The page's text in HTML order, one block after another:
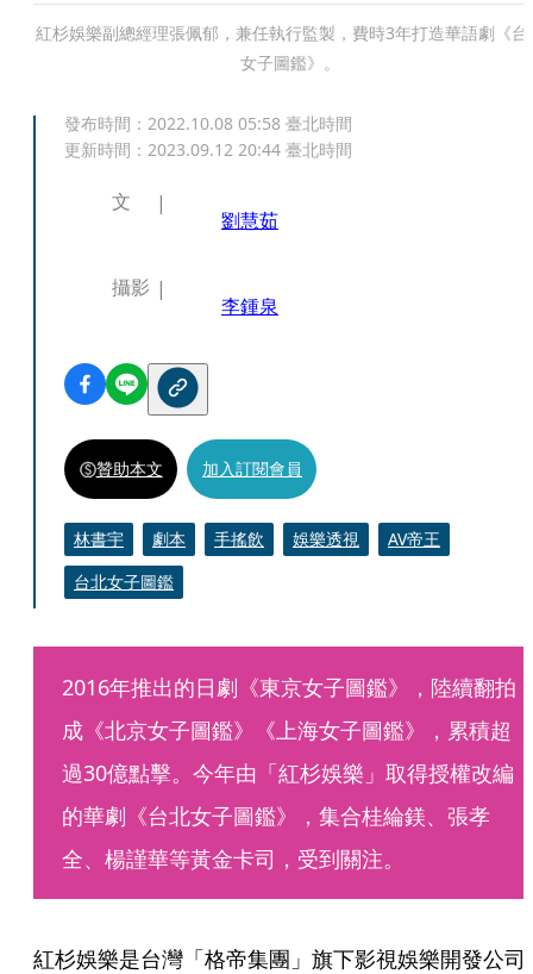
紅杉娛樂副總經理張佩郁，兼任執行監製，費時3年打造華語劇《台
女子圖鑑》。
發布時間： 2022.10.08 05:58 臺北時間
更新時間： 2023.09.12 20:44 臺北時間
文
劉慧茹
攝影
李鍾泉
贊助本文 加入訂閱會員
林書宇 劇本 手搖飲 娛樂透視
AV帝王
台北女子圖鑑
2016年推出的日劇《東京女子圖鑑》，陸續翻拍
成《北京女子圖鑑》《上海女子圖鑑》，累積超
過30億點擊。今年由「紅杉娛樂」取得授權改編
的華劇《台北女子圖鑑》，集合桂綸鎂、張孝
全、楊謹華等黃金卡司，受到關注。
紅杉娛樂是台灣「格帝集團」旗下影視娛樂開發公司